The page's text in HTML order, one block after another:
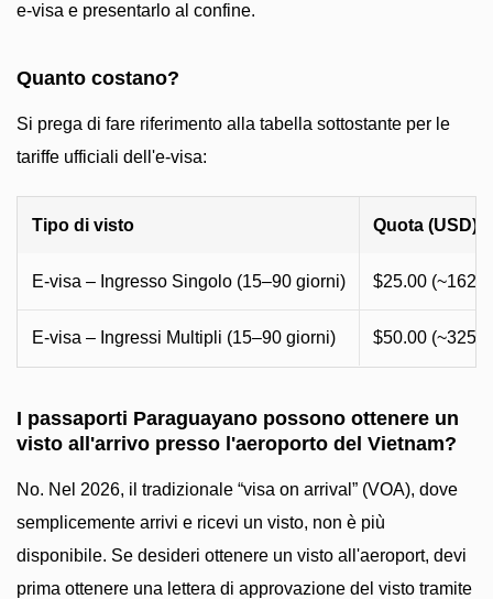
e-visa e presentarlo al confine.
Quanto costano?
Si prega di fare riferimento alla tabella sottostante per le
tariffe ufficiali dell'e-visa:
Tipo di visto Quota (USD)
E-visa – Ingresso Singolo (15–90 giorni) $25.00
E-visa – Ingressi Multipli (15–90 giorni) $50.00
I passaporti Paraguayano possono ottenere un
visto all'arrivo presso l'aeroporto del Vietnam?
No. Nel 2026, il tradizionale “visa on arrival” (VOA), dove
semplicemente arrivi e ricevi un visto, non è più
disponibile. Se desideri ottenere un visto all'aeroport, devi
prima ottenere una lettera di approvazione del visto tramite